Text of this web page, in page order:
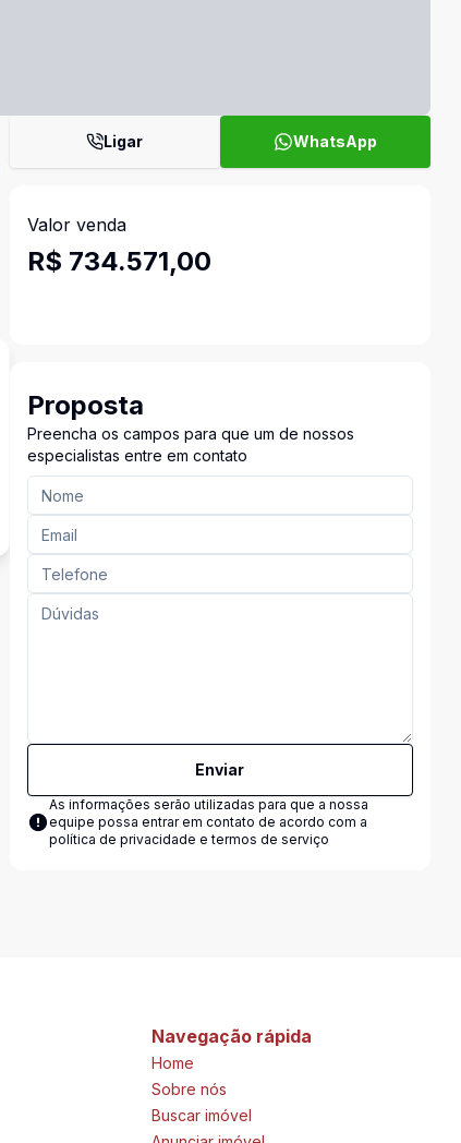
Ligar WhatsApp
Valor venda
R$ 734.571,00
Proposta
Preencha os campos para que um de nossos
especialistas entre em contato
Enviar
As informações serão utilizadas para que a nossa
equipe possa entrar em contato de acordo com a
política de privacidade e termos de serviço
Navegação rápida
Home
Sobre nós
Buscar imóvel